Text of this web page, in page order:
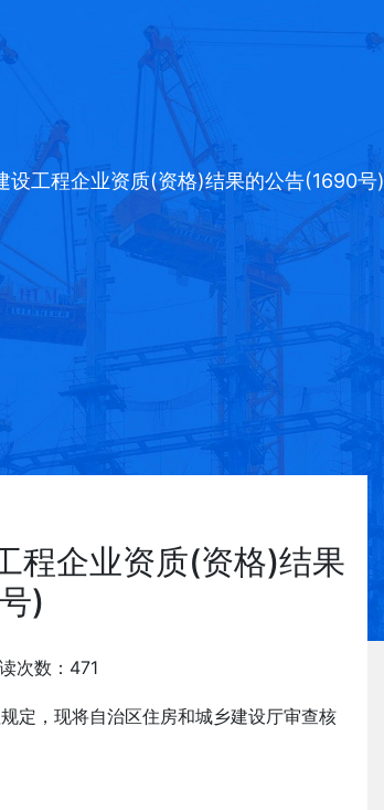
工程企业资质(资格)结果的公告(1690号)
程企业资质(资格)结果
)
数：471
定，现将自治区住房和城乡建设厅审查核